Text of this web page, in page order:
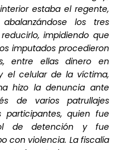
estaba el regente,
los tres
impidiendo que
imputados procedieron
entre ellas dinero en
el celular de la víctima,
hizo la denuncia ante
de varios patrullajes
quien fue
de detención y fue
con violencia. La fiscalía